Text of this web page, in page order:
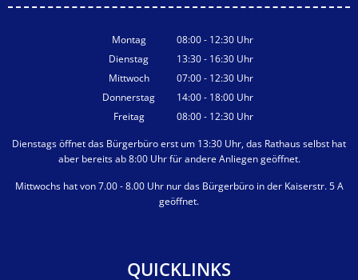
Montag 08:00- 12:30 Uhr
Von 08:00 bis 12:30 Uhr
Dienstag 13:30- 16:30 Uhr
Von 13:30 bis 16:30 Uhr
Mittwoch 07:00- 12:30 Uhr
Von 07:00 bis 12:30 Uhr
Donnerstag 14:00- 18:00 Uhr
Von 14:00 bis 18:00 Uhr
Freitag 08:00- 12:30 Uhr
Dienstags öffnet das Bürgerbüro erst um 13:30 Uhr, das Rathaus selbst hat
aber bereits ab 8:00 Uhr für andere Anliegen geöffnet.
Mittwochs hat von 7.00 - 8.00 Uhr nur das Bürgerbüro in der Kaiserstr. 5 A
geöffnet.
QUICKLINKS